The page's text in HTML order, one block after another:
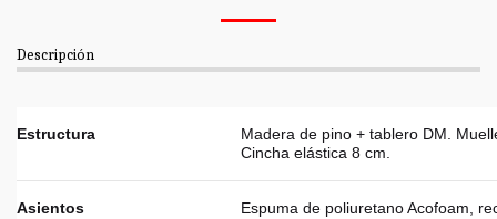
Descripción
Estructura
Madera de pino + tablero DM.
Cincha elástica 8 cm.
Asientos Espuma de poliuretano Acofoam,